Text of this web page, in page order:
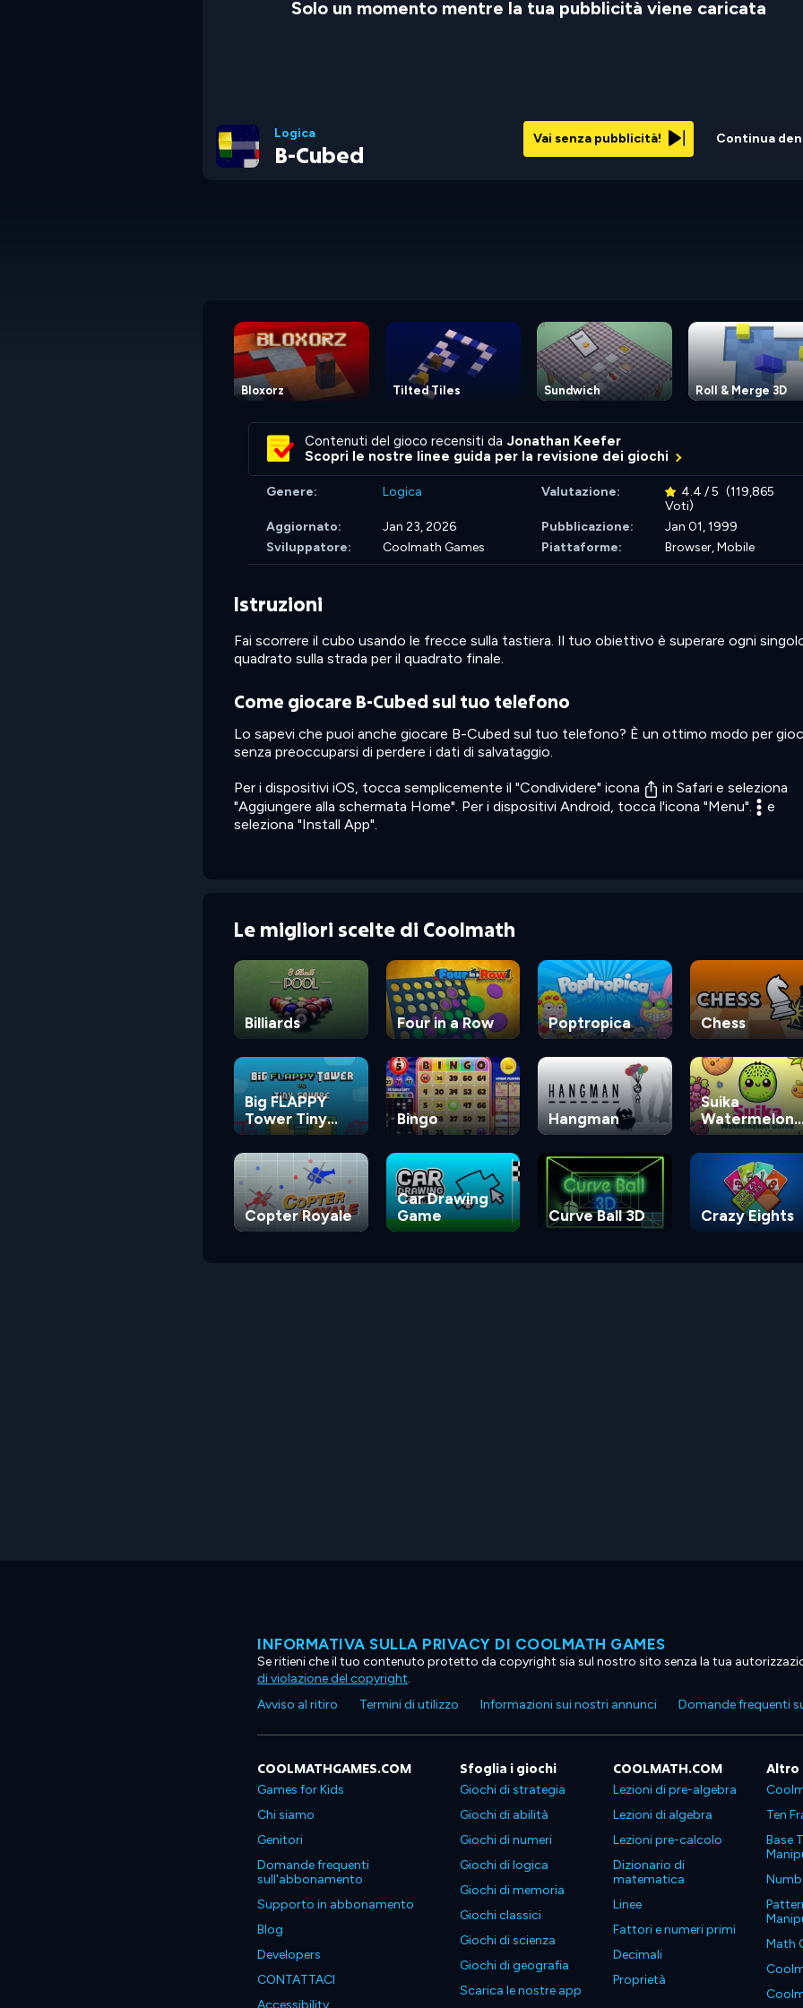
Solo un momento mentre la tua pubblicità viene caricata
Continua
Vai senza pubblicità!
Logica
B-Cubed
Bloxorz Tilted Tiles Sundwich Roll & Merge 3D
Contenuti del gioco recensiti da Jonathan Keefer
Scopri le nostre linee guida per la revisione dei giochi
Genere: Logica Valutazione: 4.4 / 5 (119,865
Voti)
Aggiornato:
Jan 23, 2026 Pubblicazione:
Jan 01, 1999
Sviluppatore:
Coolmath Games Piattaforme: Browser, Mobile
Istruzioni
Fai scorrere il cubo usando le frecce sulla tastiera. Il tuo obiettivo è superare ogni
quadrato sulla strada per il quadrato finale.
Come giocare B-Cubed sul tuo telefono
Lo sapevi che puoi anche giocare B-Cubed sul tuo telefono? È un ottimo modo per
senza preoccuparsi di perdere i dati di salvataggio.
Per i dispositivi iOS, tocca semplicemente il "Condividere" icona
in Safari e seleziona
"Aggiungere alla schermata Home". Per i dispositivi Android, tocca l'icona "Menu".
e
seleziona "Install App".
Le migliori scelte di Coolmath
Billiards Four in a Row Poptropica Chess
Big FLAPPY
Tower Tiny
Square
Bingo Hangman
Suika
Watermelon
Game
Copter Royale
Car Drawing
Game
Curve Ball 3D Crazy Eights
INFORMATIVA SULLA PRIVACY DI COOLMATH GAMES
Se ritieni che il tuo contenuto protetto da copyright sia sul nostro sito senza la tua
di violazione del copyright.
Avviso al ritiro
Termini di utilizzo Informazioni sui nostri annunci Domande frequenti
COOLMATHGAMES.COM
Games for Kids
Chi siamo
Genitori
Domande frequenti
sull'abbonamento
Supporto in abbonamento
Blog
Developers
CONTATTACI
Accessibility
Sfoglia i giochi
Giochi di strategia
Giochi di abilità
Giochi di numeri
Giochi di logica
Giochi di memoria
Giochi classici
Giochi di scienza
Giochi di geografia
Scarica le nostre app
COOLMATH.COM
Lezioni di pre-algebra
Lezioni di algebra
Lezioni pre-calcolo
Dizionario di
matematica
Linee
Fattori e numeri primi
Decimali
Proprietà
Altro
Ten
Base
Math